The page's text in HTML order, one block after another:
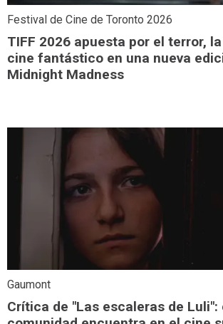
Festival de Cine de Toronto 2026
TIFF 2026 apuesta por el terror,
cine fantástico en una nueva
Midnight Madness
Gaumont
Crítica de "Las escaleras de Luli":